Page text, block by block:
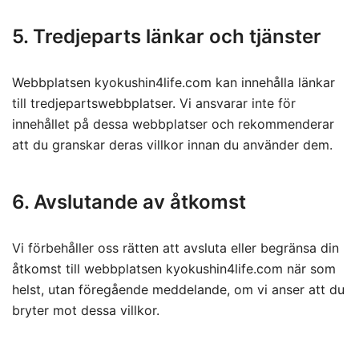
5. Tredjeparts länkar och tjänster
Webbplatsen kyokushin4life.com kan innehålla länkar
till tredjepartswebbplatser. Vi ansvarar inte för
innehållet på dessa webbplatser och rekommenderar
att du granskar deras villkor innan du använder dem.
6. Avslutande av åtkomst
Vi förbehåller oss rätten att avsluta eller begränsa din
åtkomst till webbplatsen kyokushin4life.com när som
helst, utan föregående meddelande, om vi anser att du
bryter mot dessa villkor.